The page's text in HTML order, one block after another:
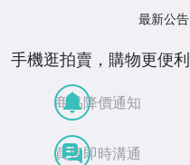
最新公告
手機逛拍賣，購物更便利
商品降價通知
買賣即時溝通